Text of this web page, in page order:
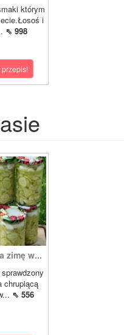
którym
i
⇖ 998
zimę w...
chrupiącą
⇖ 556